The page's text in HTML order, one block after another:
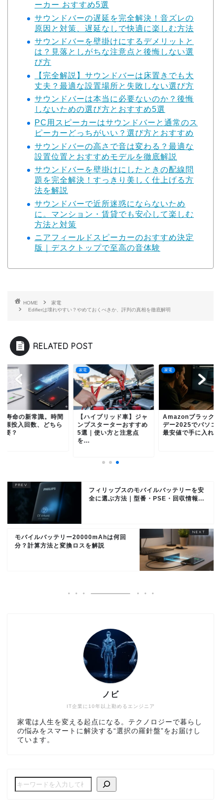
ーカー おすすめ5選
サウンドバーの遅延を完全解決！音ズレの
原因と対策、遅延なしで快適に楽しむ方法
サウンドバーを壁掛けにするデメリットと
は？見落としがちな注意点と後悔しない選
び方
【完全解説】サウンドバーは床置きでも大
丈夫？最適な設置場所と失敗しない選び方
サウンドバーは本当に必要ないのか？後悔
しないための選び方とおすすめ5選
PC用スピーカーはサウンドバーと通常のス
ピーカーどっちがいい？選び方とおすすめ
サウンドバーの高さで音は変わる？最適な
設置位置とおすすめモデルを徹底解説
サウンドバーを壁掛けにしたときの配線問
題を完全解決！すっきり美しく仕上げる方
法を解説
サウンドバーで近所迷惑にならないため
に。マンション・賃貸でも安心して楽しむ
方法と対策
ニアフィールドスピーカーのおすすめ決定
版｜デスクトップで至高の音体験
HOME
家電
Edifierは壊れやすい？やめておくべきか、評判の真相を徹底解明
RELATED POST
寿命の新常識。時間
源投入回数、どちら
要？
家電
【ハイブリッド車】ジャ
ンプスターターおすすめ
5選｜使い方と注意点
を...
家電
Amazonブラックフ
デー2025でパソコ
最安値で手に入れ...
フィリップスのモバイルバッテリーを安
全に選ぶ方法｜型番・PSE・回収情報...
モバイルバッテリー20000mAhは何回
分？計算方法と変換ロスを解説
IT企業に10年以上勤めるエンジニア
ノビ
家電は人生を変える起点になる。テクノロジーで暮らし
の悩みをスマートに解決する“選択の羅針盤”をお届けし
ています。